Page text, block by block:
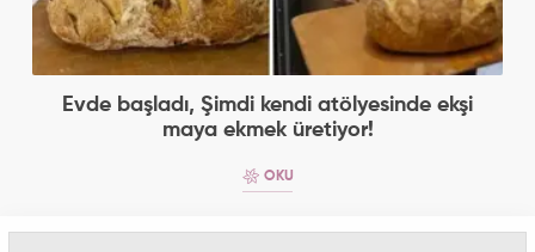
Evde başladı, Şimdi kendi atölyesinde ekşi
maya ekmek üretiyor!
OKU